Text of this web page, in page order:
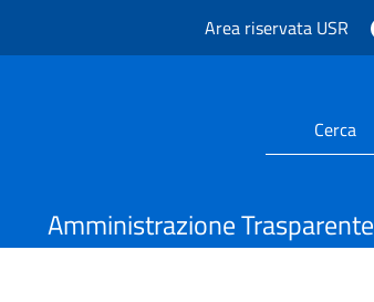
Area riservata USR
Amministrazione Trasparente